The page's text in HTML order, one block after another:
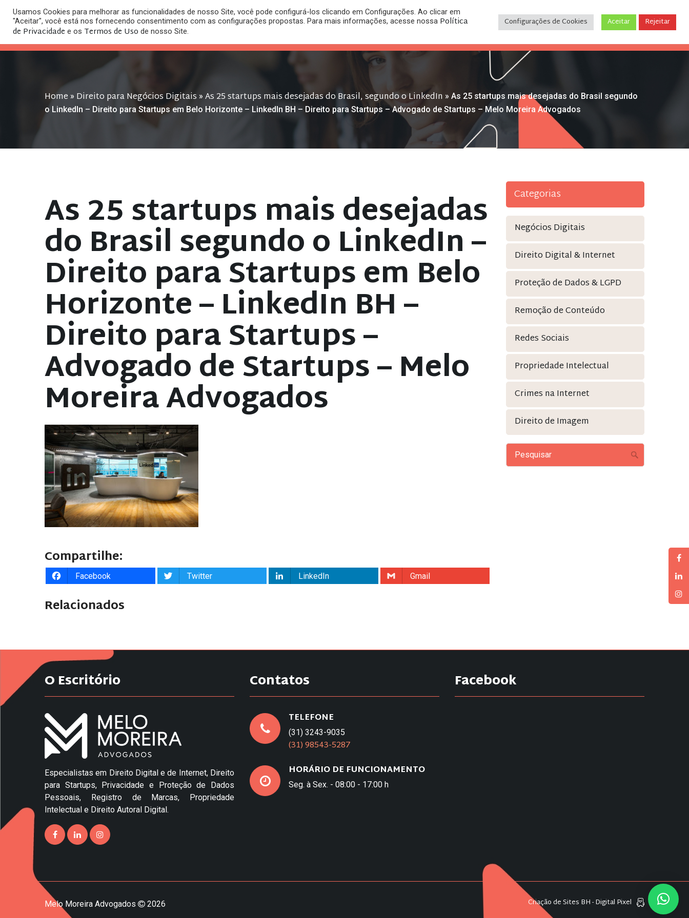
HOME O PLANO REGISTRO DE PUBLICAÇÕES CONTATO (31) 3243-9035
Home » Direito para Negócios Digitais » As 25 startups mais desejadas do Brasil, segundo o LinkedIn » As 25 startups mais desejadas do Brasil segundo
o LinkedIn – Direito para Startups em Belo Horizonte – LinkedIn BH – Direito para Startups – Advogado de Startups – Melo Moreira Advogados
As 25 startups mais desejadas
do Brasil segundo o LinkedIn –
Direito para Startups em Belo
Horizonte – LinkedIn BH –
Direito para Startups –
Advogado de Startups – Melo
Moreira Advogados
Compartilhe:
Facebook Twitter LinkedIn Gmail
Relacionados
Categorias
Negócios Digitais
Direito Digital & Internet
Proteção de Dados & LGPD
Remoção de Conteúdo
Redes Sociais
Propriedade Intelectual
Crimes na Internet
Direito de Imagem
O Escritório
Especialistas em Direito Digital e de Internet, Direito
para Startups, Privacidade e Proteção de Dados
Pessoais, Registro de Marcas, Propriedade
Intelectual e Direito Autoral Digital.
Contatos
TELEFONE
(31) 3243-9035
(31) 98543-5287
HORÁRIO DE FUNCIONAMENTO
Seg. à Sex. - 08:00 - 17:00 h
Facebook
Melo Moreira Advogados 2026 Criação de Sites BH - Digital Pixel
Usamos Cookies para melhorar as funcionalidades de nosso Site, você pode configurá-los clicando em Configurações. Ao clicar em
"Aceitar", você está nos fornecendo consentimento com as configurações propostas. Para mais informações, acesse nossa Política
de Privacidade e os Termos de Uso de nosso Site.
Configurações de Cookies Aceitar Rejeitar